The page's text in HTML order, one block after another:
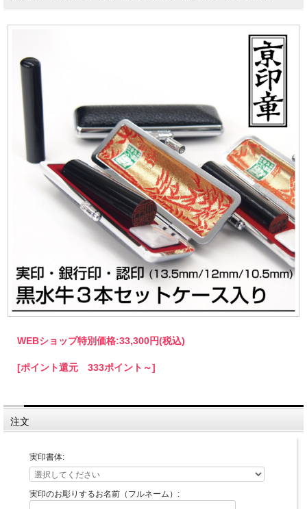
WEBショップ特別価格:33,300円(税込)
[ポイント還元 333ポイント～]
注文
実印書体:
実印のお彫りするお名前（フルネーム）: